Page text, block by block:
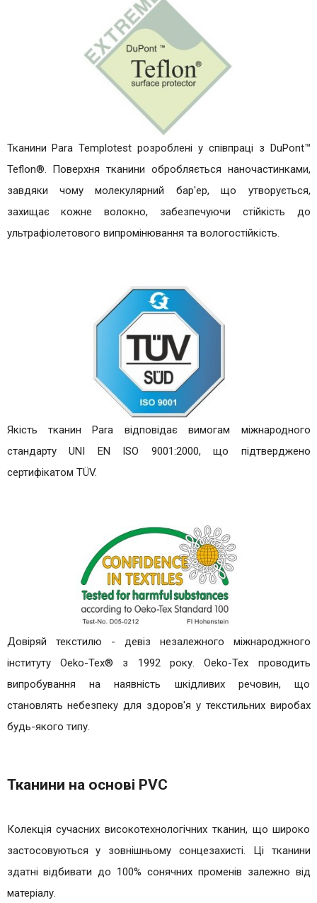
Тканини Para Templotest розроблені у співпраці з DuPont™
Teflon®. Поверхня тканини обробляється наночастинками,
завдяки чому молекулярний бар'ер, що утворується,
захищає кожне волокно, забезпечуючи стійкість до
ультрафіолетового випромінювання та вологостійкість.
Якість тканин Para відповідає вимогам міжнародного
стандарту UNI EN ISO 9001:2000, що підтверджено
сертифікатом TÜV.
Довіряй текстилю - девіз незалежного міжнароджного
інституту Oeko-Tex® з 1992 року. Oeko-Tex проводить
випробування на наявність шкідливих речовин, що
становлять небезпеку для здоров'я у текстильних виробах
будь-якого типу.
Тканини на основі PVC
Колекція сучасних високотехнологічних тканин, що широко
застосовуються у зовнішньому сонцезахисті. Ці тканини
здатні відбивати до 100% сонячних променів залежно від
матеріалу.